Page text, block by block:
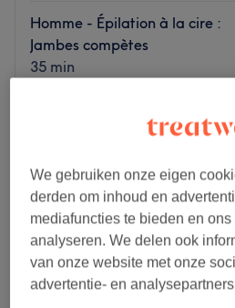
Homme - Épilation à la cire :
Jambes compètes
35 min
Woensdag
Donderdag
Vrijdag
Zaterdag
Zondag
We gebruiken onze eigen
derden om inhoud en
mediafuncties te bieden en ons
analyseren. We delen ook
van onze website met onze
advertentie- en